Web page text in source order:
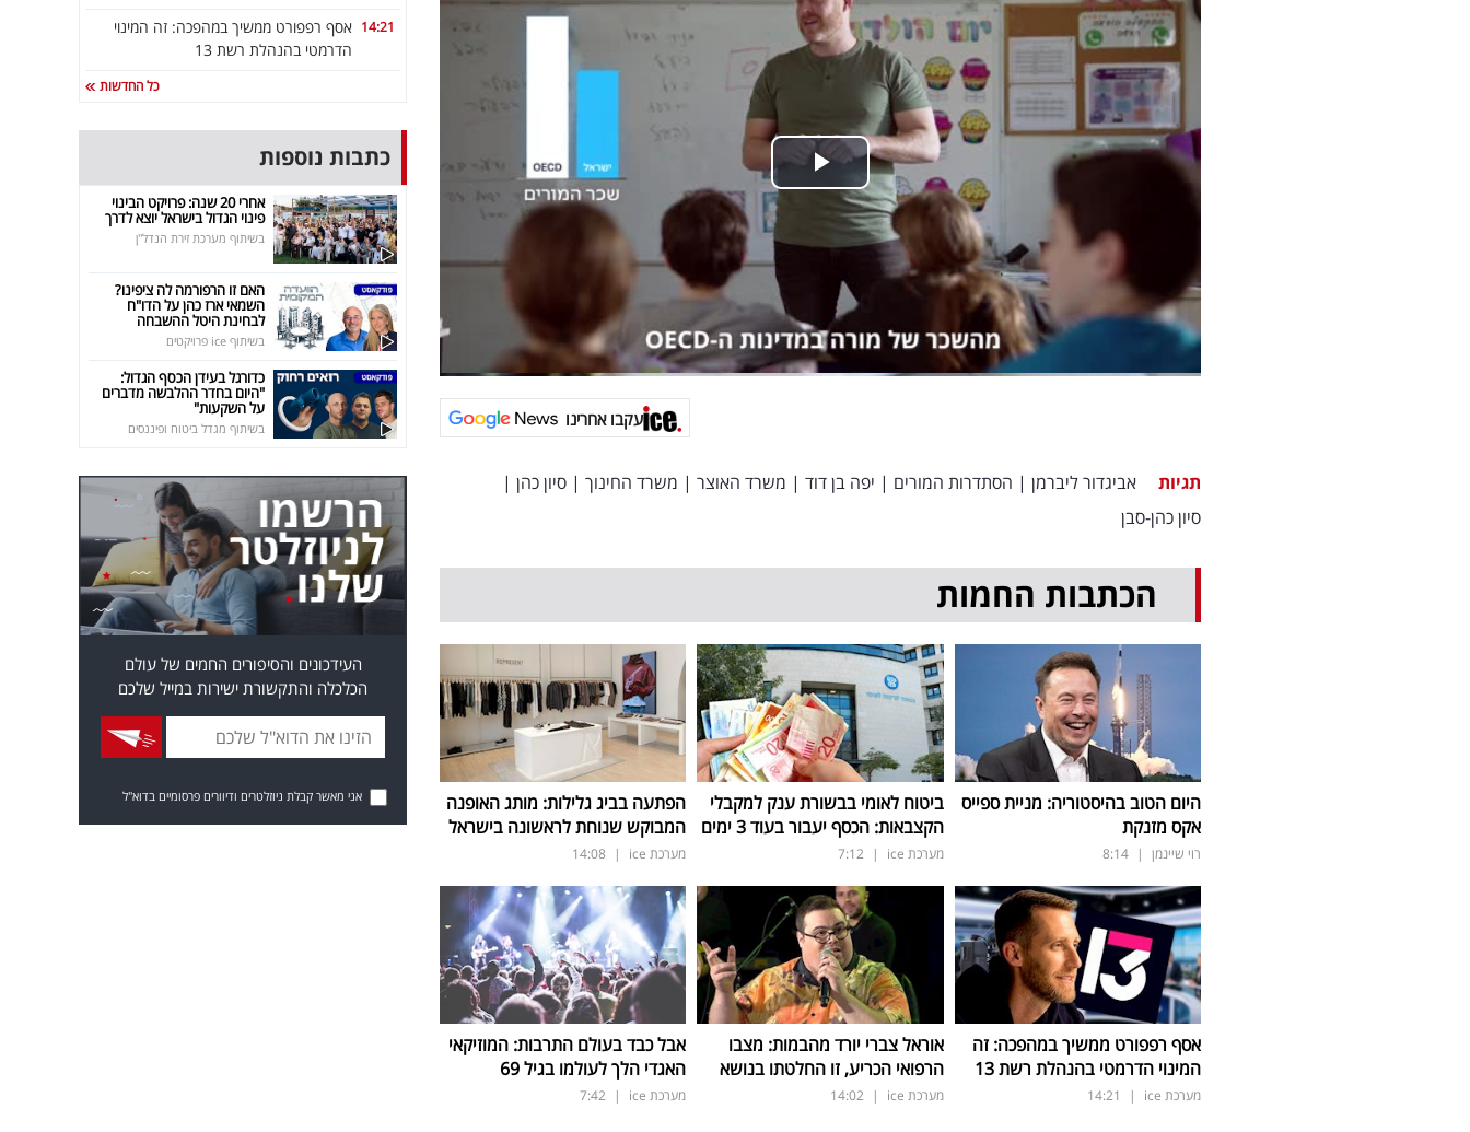
עקבו אחרינו
תגיות אביגדור ליברמן | הסתדרות המורים | יפה בן דוד | משרד האוצר | משרד החינוך | סיון כהן |
סיון כהן-סבן
הכתבות החמות
היום הטוב בהיסטוריה: מניית ספייס
אקס מזנקת
רוי שיינמן |
8:14
ביטוח לאומי בבשורת ענק למקבלי
הקצבאות: הכסף יעבור בעוד 3 ימים
מערכת ice |
7:12
הפתעה בביג גלילות: מותג האופנה
המבוקש שנוחת לראשונה בישראל
מערכת ice |
14:08
אסף רפפורט ממשיך במהפכה: זה
המינוי הדרמטי בהנהלת רשת 13
מערכת ice |
14:21
אוראל צברי יורד מהבמות: מצבו
הרפואי הכריע, זו החלטתו בנושא
מערכת ice |
14:02
אבל כבד בעולם התרבות: המוזיקאי
האגדי הלך לעולמו בגיל 69
מערכת ice |
7:42
14:21 אסף רפפורט ממשיך במהפכה: זה המינוי
הדרמטי בהנהלת רשת 13
כל החדשות
כתבות נוספות
אחרי 20 שנה: פרויקט הבינוי
פינוי הגדול בישראל יוצא לדרך
בשיתוף מערכת זירת הנדל"ן
האם זו הרפורמה לה ציפינו?
השמאי ארז כהן על הדו"ח
לבחינת היטל ההשבחה
בשיתוף ice פרויקטים
כדורגל בעידן הכסף הגדול:
"היום בחדר ההלבשה מדברים
על השקעות"
בשיתוף מגדל ביטוח ופיננסים
העידכונים והסיפורים החמים של עולם
הכלכלה והתקשורת ישירות במייל שלכם
אני מאשר קבלת ניוזלטרים ודיוורים פרסומיים בדוא"ל